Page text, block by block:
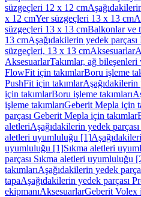
süzgeçleri 12 x 12 cm
x 12 cmYer süzgeçleri 13 x 13 cm
süzgeçleri 13 x 13 cmBalkonlar ve
13 cmAşağıdakilerin yedek
süzgeçleri, 13 x 13 cmAksesuarlar
AksesuarlarTakımlar, ağ bileşenleri
FlowFit için takımlarBoru işleme
PushFit için takımlarAşağıdakilerin
için takımlarBoru işleme takımları
işleme takımlarıGeberit Mepla için
parçası Geberit Mepla için takımlar
aletleriAşağıdakilerin yedek
aletleri uyumluluğu [1]
uyumluluğu [1]Sıkma aletleri
parçası Sıkma aletleri uyumluluğu
takımlarıAşağıdakilerin yedek
tapaAşağıdakilerin yedek parçası
ekipmanıAksesuarlarGeberit Volex